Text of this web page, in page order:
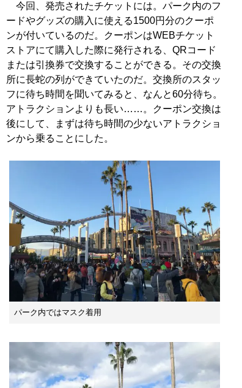
今回、発売されたチケットには。パーク内のフ
ードやグッズの購入に使える1500円分のクーポ
ンが付いているのだ。クーポンはWEBチケット
ストアにて購入した際に発行される、QRコード
または引換券で交換することができる。その交換
所に長蛇の列ができていたのだ。交換所のスタッ
フに待ち時間を聞いてみると、なんと60分待ち。
アトラクションよりも長い……。クーポン交換は
後にして、まずは待ち時間の少ないアトラクショ
ンから乗ることにした。
パーク内ではマスク着用